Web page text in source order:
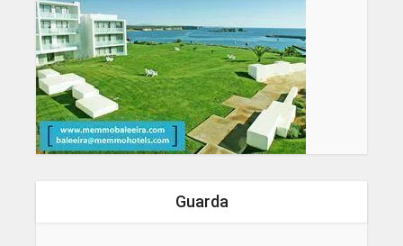
Guarda